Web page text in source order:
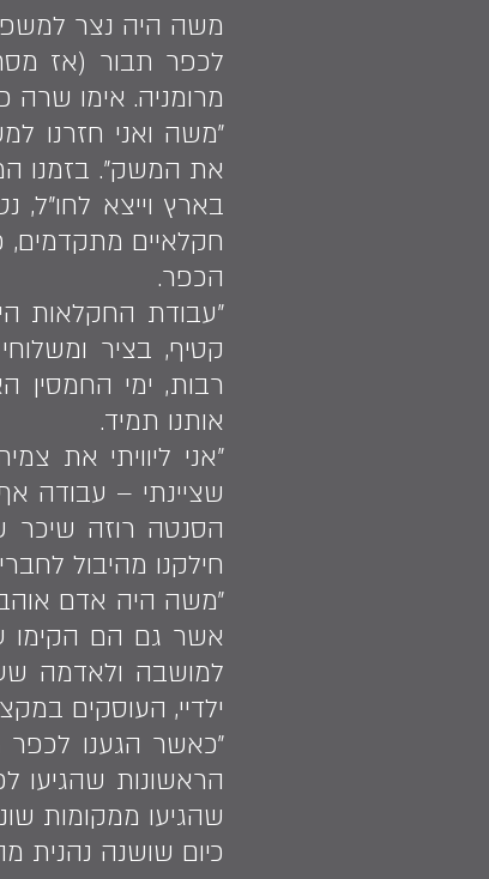
משה היה נצר
לכפר תבור (אז
מרומניה. אימו
את המשק״. בזמנו
בארץ וייצא לחו"ל,
חקלאיים מתקדמים,
הכפר.
״עבודת החקלאות
קטיף, בציר
רבות, ימי החמסין
אותנו תמיד.
״אני ליוויתי את
שציינתי – עבודה
הסנטה רוזה שיכר
חילקנו מהיבול
אשר גם הם הקימו
למושבה ולאדמה
ילדיי, העוסקים
״כאשר הגענו
הראשונות שהגיעו
שהגיעו ממקומות
כיום שושנה נהנית